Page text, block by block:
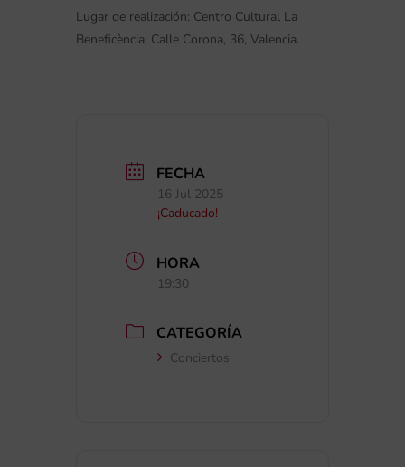
Lugar de realización: Centro Cultural La
Beneficència, Calle Corona, 36, Valencia.
FECHA
16 Jul 2025
¡Caducado!
HORA
19:30
CATEGORÍA
Conciertos